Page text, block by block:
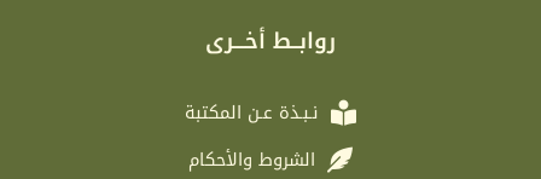
a
b
o
k
t
r
g
روابــط أخـــرى
نـبـذة عـن المكتبة
الشروط والأحكام